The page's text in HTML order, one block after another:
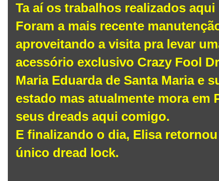
Ta aí os trabalhos realizados
Foram a mais recente
aproveitando a visita pra levar
acessório exclusivo Crazy Fool
Maria Eduarda de Santa Maria e
estado mas atualmente mora em
seus dreads aqui comigo.
E finalizando o dia, Elisa
único dread lock.